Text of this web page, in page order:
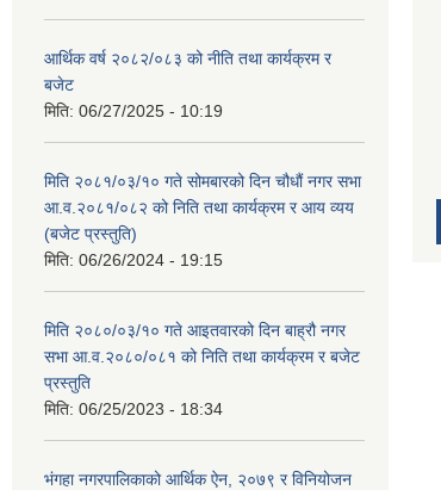
आर्थिक वर्ष २०८२/०८३ को नीति तथा कार्यक्रम र
बजेट
मिति: 06/27/2025 - 10:19
मिति २०८१/०३/१० गते सोमबारको दिन चौधौं नगर सभा
आ.व.२०८१/०८२ को निति तथा कार्यक्रम र आय व्यय
(बजेट प्रस्तुति)
मिति: 06/26/2024 - 19:15
मिति २०८०/०३/१० गते आइतवारको दिन बाह्रौ नगर
सभा आ.व.२०८०/०८१ को निति तथा कार्यक्रम र बजेट
प्रस्तुति
मिति: 06/25/2023 - 18:34
भंगहा नगरपालिकाको आर्थिक ऐन, २०७९ र विनियोजन